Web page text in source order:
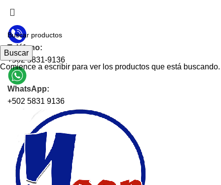
GUATEMALA
Teléfono:
+502 5831-9136
WhatsApp:
+502 5831 9136
Buscar
Comience a escribir para ver los productos que está buscando.